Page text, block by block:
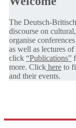
The Deutsch-
discourse on
organise
as well as lectures
click “Publications”
more. Click here to
and their events.